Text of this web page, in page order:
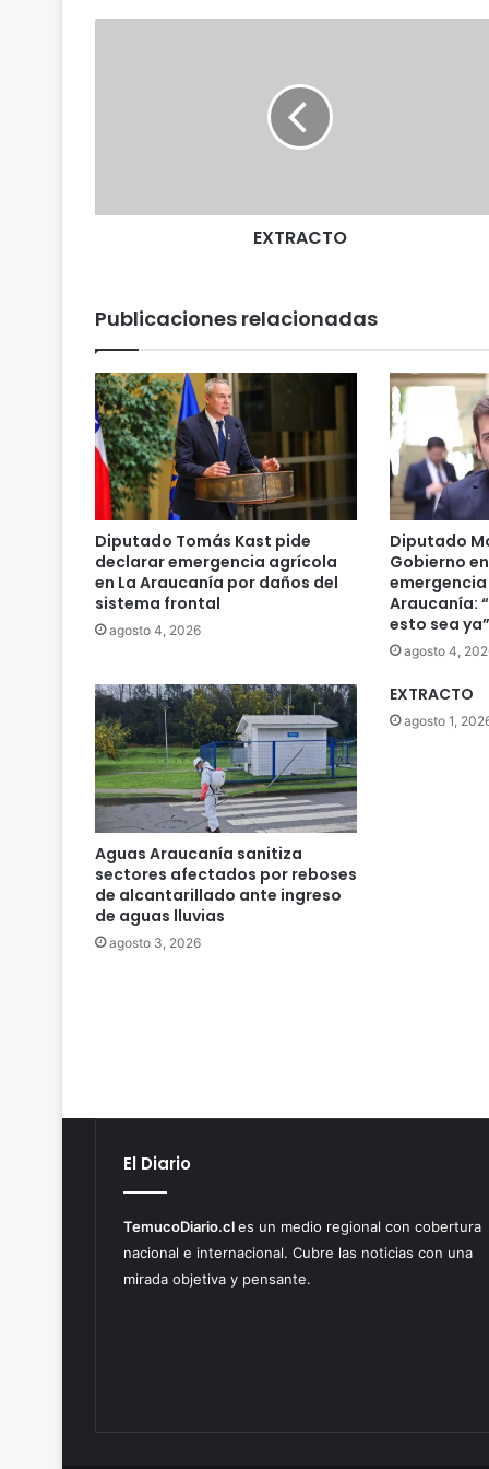
EXTRACTO
Publicaciones relacionadas
Diputado Tomás Kast pide
declarar emergencia agrícola
en La Araucanía por daños del
sistema frontal
agosto 4, 2026
Diputado
Gobierno
Araucanía:
esto sea ya”
agosto 4,
Aguas Araucanía sanitiza
sectores afectados por reboses
de alcantarillado ante ingreso
de aguas lluvias
agosto 3, 2026
EXTRACTO
agosto 1,
El Diario
TemucoDiario.cles un medio regional con cobertura
nacional e internacional. Cubre las noticias con una
mirada objetiva y pensante.